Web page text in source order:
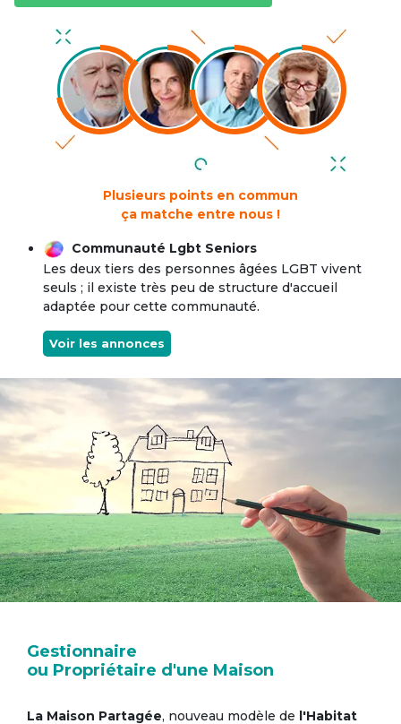
Plusieurs points en commun
ça matche entre nous !
Communauté Lgbt Seniors
Les deux tiers des personnes âgées LGBT vivent
seuls ; il existe très peu de structure d'accueil
adaptée pour cette communauté.
Voir les annonces
Gestionnaire
ou Propriétaire d'une Maison
La Maison Partagée, nouveau modèle de l'Habitat